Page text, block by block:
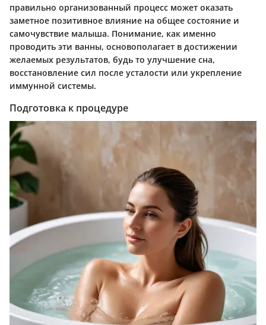
правильно организованный процесс может оказать
заметное позитивное влияние на общее состояние и
самочувствие малыша. Понимание, как именно
проводить эти ванны, основополагает в достижении
желаемых результатов, будь то улучшение сна,
восстановление сил после усталости или укрепление
иммунной системы.
Подготовка к процедуре